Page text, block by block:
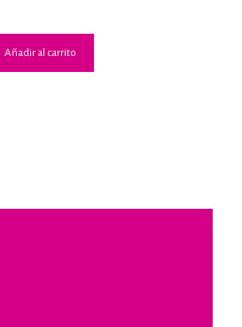
Añadir al carrito